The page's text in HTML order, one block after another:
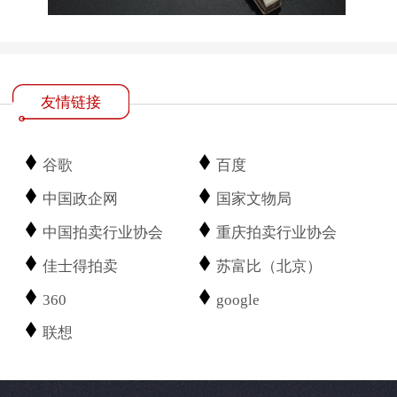
友情链接
谷歌
百度
中国政企网
国家文物局
中国拍卖行业协会
重庆拍卖行业协会
佳士得拍卖
苏富比（北京）
360
google
联想